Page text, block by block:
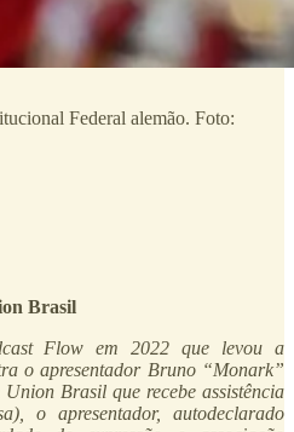
Federal alemão. Foto:
Brasil
Flow em 2022 que levou a
o apresentador Bruno “Monark”
Brasil que recebe assistência
o apresentador, autodeclarado